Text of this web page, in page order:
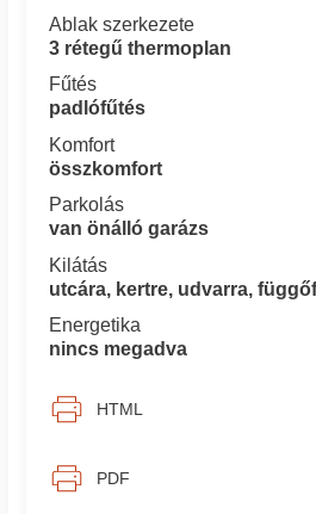
Ablak szerkezete
3 rétegű thermoplan
Fűtés
padlófűtés
Komfort
összkomfort
Parkolás
van önálló garázs
Kilátás
utcára, kertre, udvarra,
Energetika
nincs megadva
HTML
PDF